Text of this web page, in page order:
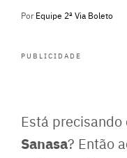
PorEquipe 2ª Via Boleto
PUBLICIDADE
Está precisando
Sanasa? Então